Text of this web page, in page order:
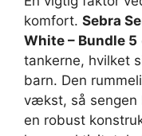
komfort. Sebra
White – Bundle 5
tankerne, hvilket
barn. Den
vækst, så sengen
en robust